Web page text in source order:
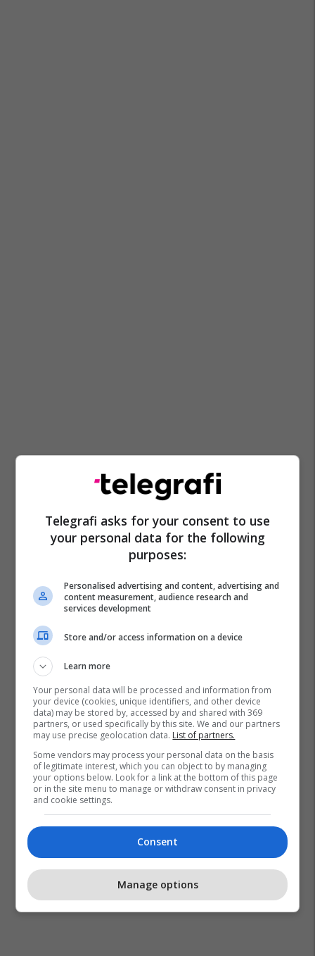
Rusia Ukraina Volodymyr Zelensky Vladimir Putin
Telegrafi asks for your consent to use
your personal data for the following
purposes:
Personalised advertising and content, advertising and
content measurement, audience research and
services development
Store and/or access information on a device
Learn more
Your personal data will be processed and information from
your device (cookies, unique identifiers, and other device
data) may be stored by, accessed by and shared with 369
partners, or used specifically by this site. We and our partners
may use precise geolocation data. List of partners.
Some vendors may process your personal data on the basis
of legitimate interest, which you can object to by managing
your options below. Look for a link at the bottom of this page
or in the site menu to manage or withdraw consent in privacy
and cookie settings.
Consent
Manage options